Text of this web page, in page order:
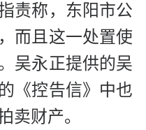
责称，东阳市公
而且这一处置使
吴永正提供的吴
《控告信》中也
卖财产。